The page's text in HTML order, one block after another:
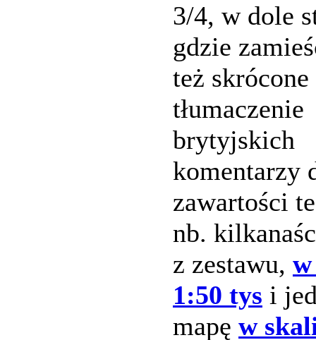
3/4, w dole
gdzie
też skrócone
tłumaczenie
brytyjskich
komentarzy
zawartości
nb.
z zestawu,
1:50 tys i
mapę w